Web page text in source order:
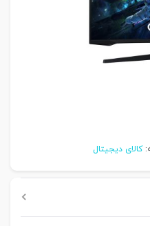
کالای دیجیتال